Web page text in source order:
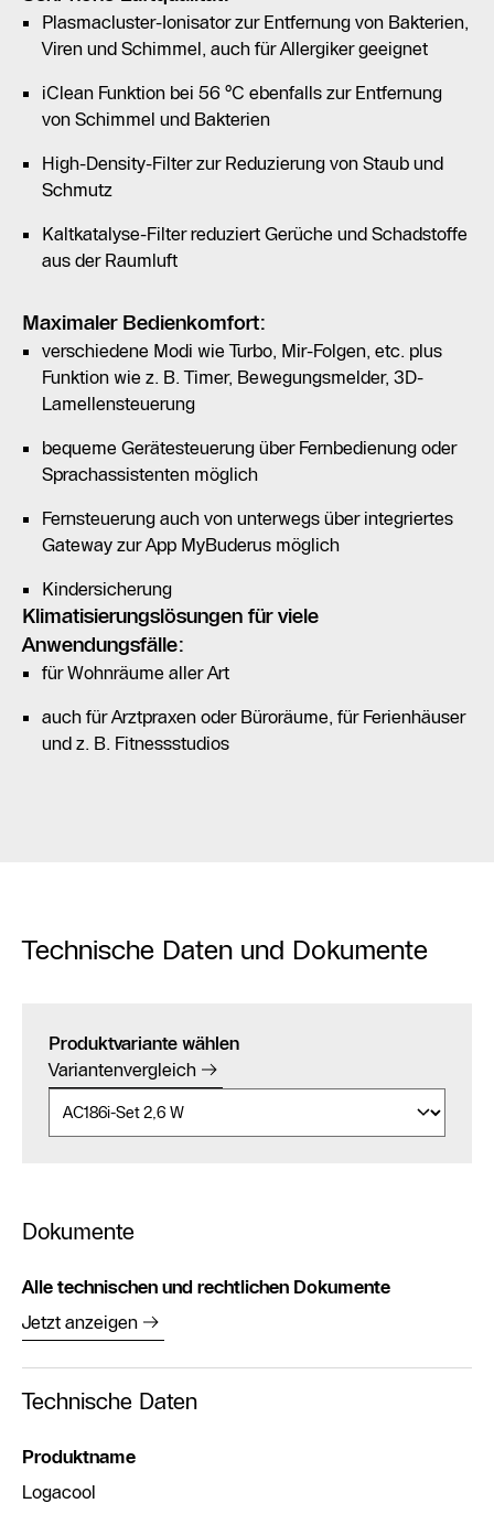
Plasmacluster-Ionisator zur Entfernung von Bakterien,
Viren und Schimmel, auch für Allergiker geeignet
iClean Funktion bei 56 °C ebenfalls zur Entfernung
von Schimmel und Bakterien
High-Density-Filter zur Reduzierung von Staub und
Schmutz
Kaltkatalyse-Filter reduziert Gerüche und Schadstoffe
aus der Raumluft
Maximaler Bedienkomfort:
verschiedene Modi wie Turbo, Mir-Folgen, etc. plus
Funktion wie z. B. Timer, Bewegungsmelder, 3D-
Lamellensteuerung
bequeme Gerätesteuerung über Fernbedienung oder
Sprachassistenten möglich
Fernsteuerung auch von unterwegs über integriertes
Gateway zur App MyBuderus möglich
Kindersicherung
Klimatisierungslösungen für viele
Anwendungsfälle:
für Wohnräume aller Art
auch für Arztpraxen oder Büroräume, für Ferienhäuser
und z. B. Fitnessstudios
Technische Daten und Dokumente
Produktvariante wählen
Variantenvergleich
Dokumente
Alle technischen und rechtlichen Dokumente
Jetzt anzeigen
Technische Daten
Produktname
Logacool